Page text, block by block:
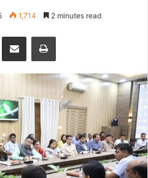
1,714 2 minutes read
Telegram